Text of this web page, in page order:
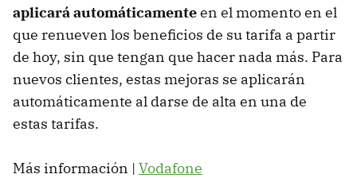
aplicará automáticamenteen el momento en el
que renueven los beneficios de su tarifa a partir
de hoy, sin que tengan que hacer nada más. Para
nuevos clientes, estas mejoras se aplicarán
automáticamente al darse de alta en una de
estas tarifas.
Más información | Vodafone